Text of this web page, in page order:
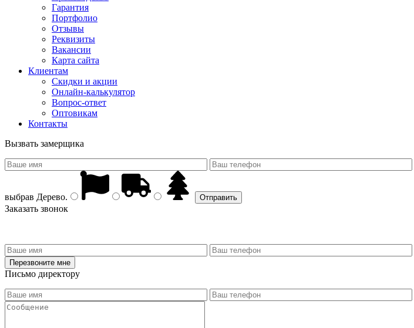
Гарантия
Портфолио
Отзывы
Реквизиты
Вакансии
Карта сайта
Клиентам
Скидки и акции
Онлайн-калькулятор
Вопрос-ответ
Оптовикам
Контакты
Вызвать замерщика
выбрав Дерево.
Заказать звонок
Письмо директору